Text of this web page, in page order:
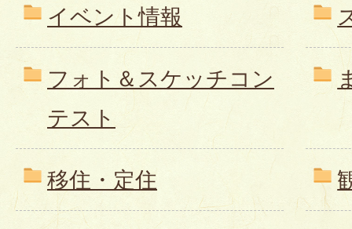
イベント情報
フォト＆スケッチコン
テスト
移住・定住